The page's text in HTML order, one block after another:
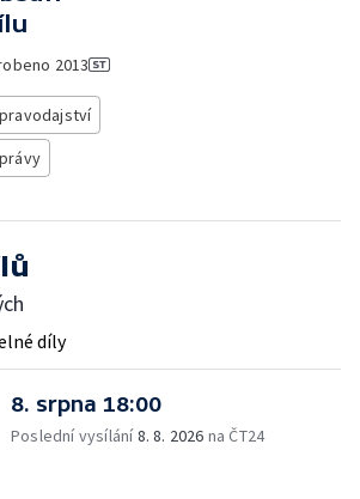
2013
díly
8. srpna 18:00
Poslední vysílání8. 8. 2026 na ČT24